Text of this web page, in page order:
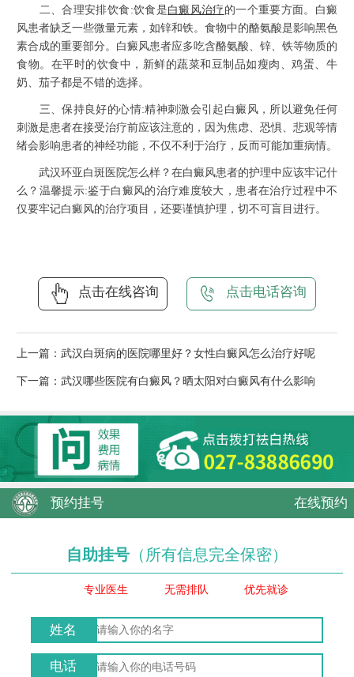
二、合理安排饮食:饮食是白癜风治疗 的一个重要方面。白癜
风患者缺乏一些微量元素，如锌和铁。食物中的酪氨酸是影响黑色
素合成的重要部分。白癜风患者应多吃含酪氨酸、锌、铁等物质的
食物。在平时的饮食中，新鲜的蔬菜和豆制品如瘦肉、鸡蛋、牛
奶、茄子都是不错的选择。
三、保持良好的心情:精神刺激会引起白癜风，所以避免任何
刺激是患者在接受治疗前应该注意的，因为焦虑、恐惧、悲观等情
绪会影响患者的神经功能，不仅不利于治疗，反而可能加重病情。
武汉环亚白斑医院怎么样？在白癜风患者的护理中应该牢记什
么？温馨提示:鉴于白癜风的治疗难度较大，患者在治疗过程中不
仅要牢记白癜风的治疗项目，还要谨慎护理，切不可盲目进行。
点击在线咨询 点击电话咨询
上一篇： 武汉白斑病的医院哪里好？女性白癜风怎么治疗好呢
下一篇： 武汉哪些医院有白癜风？晒太阳对白癜风有什么影响
预约挂号 在线预约
自助挂号 （所有信息完全保密）
专业医生 无需排队 优先就诊
姓名
电话